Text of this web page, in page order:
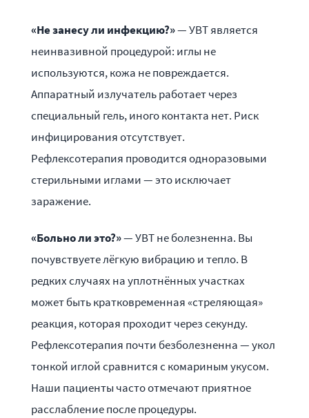
«Не занесу ли инфекцию?»— УВТ является
неинвазивной процедурой: иглы не
используются, кожа не повреждается.
Аппаратный излучатель работает через
специальный гель, иного контакта нет. Риск
инфицирования отсутствует.
Рефлексотерапия проводится одноразовыми
стерильными иглами — это исключает
заражение.
«Больно ли это?»— УВТ не болезненна. Вы
почувствуете лёгкую вибрацию и тепло. В
редких случаях на уплотнённых участках
может быть кратковременная «стреляющая»
реакция, которая проходит через секунду.
Рефлексотерапия почти безболезненна — укол
тонкой иглой сравнится с комариным укусом.
Наши пациенты часто отмечают приятное
расслабление после процедуры.